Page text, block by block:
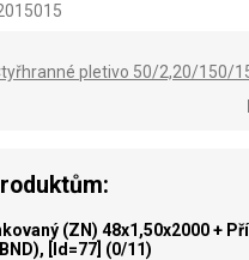
pletivo 50/2,20/150/
(ZN) 48x1,50x2000 +
[id=77] (0/11)